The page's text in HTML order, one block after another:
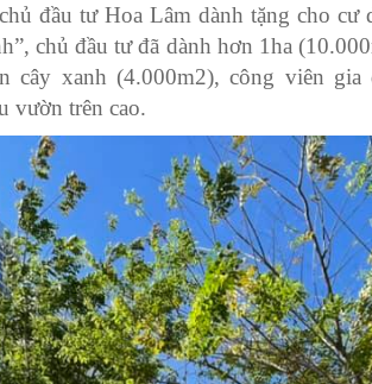
đầu tư Hoa Lâm dành tặng cho cư
chủ đầu tư đã dành hơn 1ha
cây xanh (4.000m2), công viên
vườn trên cao.